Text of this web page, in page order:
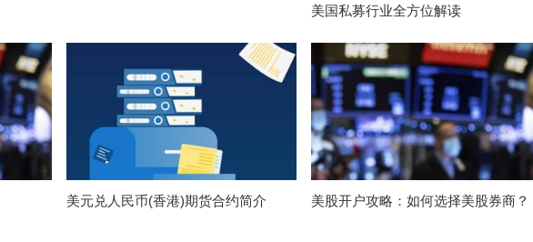
美国私募行业全方位解读
美元兑人民币(香港)期货合约简介 美股开户攻略：如何选择美股券商？